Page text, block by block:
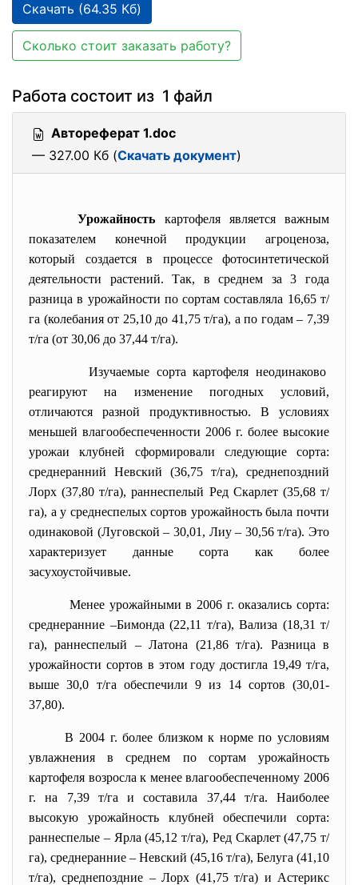
Скачать (64.35 Кб)
Сколько стоит заказать работу?
Работа состоит из 1 файл
Автореферат 1.doc
— 327.00 Кб (Скачать документ)
Урожайность картофеля является важным
показателем конечной продукции агроценоза,
который создается в процессе фотосинтетической
деятельности растений. Так, в среднем за 3 года
разница в урожайности по сортам составляла 16,65 т/
га (колебания от 25,10 до 41,75 т/га), а по годам – 7,39
т/га (от 30,06 до 37,44 т/га).
Изучаемые сорта картофелянеодинаково
реагируют на изменение погодных условий,
отличаются разной продуктивностью. В условиях
меньшей влагообеспеченности 2006 г. более высокие
урожаи клубней сформировали следующие сорта:
среднеранний Невский (36,75 т/га), среднепоздний
Лорх (37,80 т/га), раннеспелый Ред Скарлет (35,68 т/
га), а у среднеспелых сортов урожайность была почти
одинаковой (Луговской – 30,01, Лиу – 30,56 т/га). Это
характеризует данные сорта как более
засухоустойчивые.
Менее урожайными в 2006 г. оказались сорта:
среднеранние –Бимонда (22,11 т/га), Вализа (18,31 т/
га), раннеспелый – Латона (21,86 т/га). Разница в
урожайности сортов в этом году достигла 19,49 т/га,
выше 30,0 т/га обеспечили 9 из 14 сортов (30,01-
37,80).
В 2004 г. более близком к норме по условиям
увлажнения в среднем по сортам урожайность
картофеля возросла к менее влагообеспеченному 2006
г. на 7,39 т/га и составила 37,44 т/га. Наиболее
высокую урожайность клубней обеспечили сорта:
раннеспелые – Ярла (45,12 т/га), Ред Скарлет (47,75 т/
га), среднеранние – Невский (45,16 т/га), Белуга (41,10
т/га), среднепоздние – Лорх (41,75 т/га) и Астерикс